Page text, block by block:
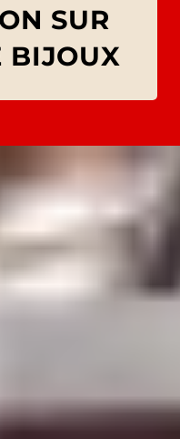
SUR
BIJOUX